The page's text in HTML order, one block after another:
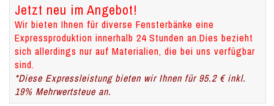
Jetzt neu im Angebot!
Wir bieten Ihnen für diverse Fensterbänke eine
Expressproduktion innerhalb 24 Stunden an.Dies bezieht
sich allerdings nur auf Materialien, die bei uns verfügbar
sind.
*Diese Expressleistung bieten wir Ihnen für 95.2 € inkl.
19% Mehrwertsteue an.